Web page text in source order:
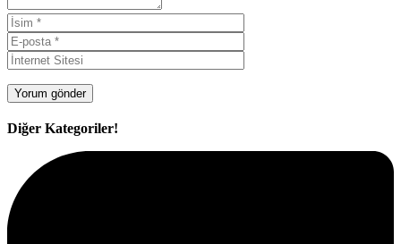
Diğer Kategoriler!